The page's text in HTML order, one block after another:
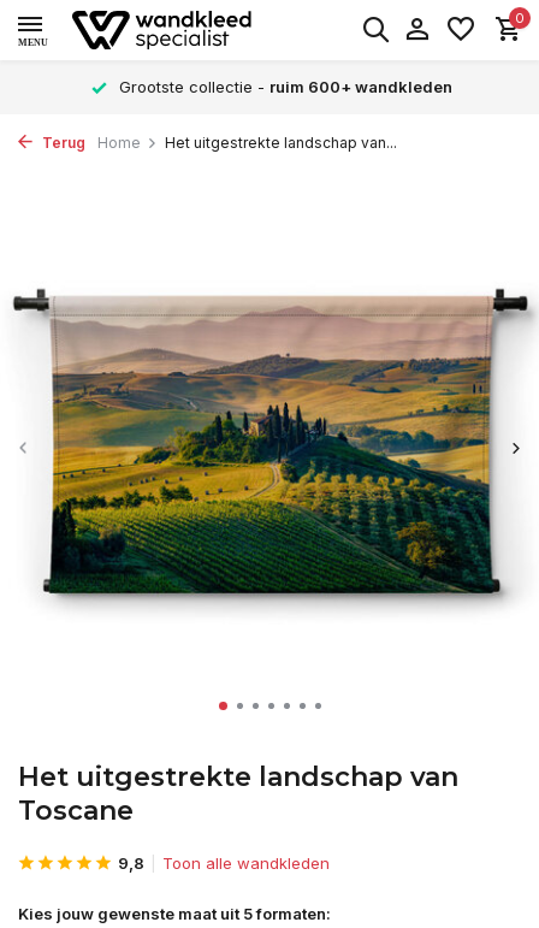
MENU
0
Grootste collectie - ruim 600+ wandkleden
Terug Home Het uitgestrekte landschap van...
Het uitgestrekte landschap van
Toscane
9,8 Toon alle wandkleden
Kies jouw gewenste maat uit 5 formaten: